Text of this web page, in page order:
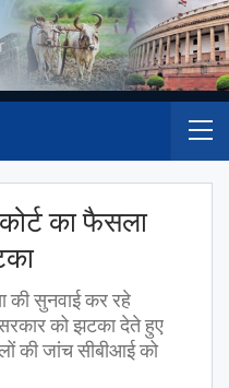
का फैसला
की सुनवाई कर रहे
सरकार को झटका देते हुए
की जांच सीबीआई को